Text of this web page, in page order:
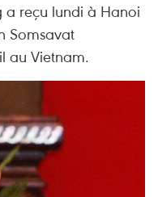
a reçu lundi à Hanoi
Somsavat
au Vietnam.